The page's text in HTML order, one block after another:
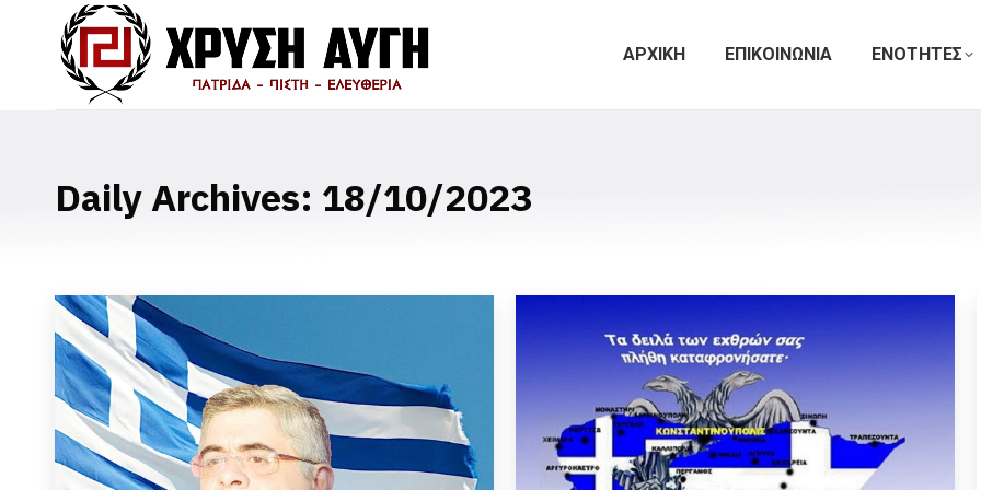
ΑΡΧΙΚΗ ΕΠΙΚΟΙΝΩΝΙΑ ΕΝΟΤΗΤΕΣ
Daily Archives: 18/10/2023